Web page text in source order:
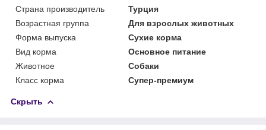
Страна производитель
Турция
Возрастная группа
Для взрослых животных
Форма выпуска
Сухие корма
Вид корма
Основное питание
Животное
Собаки
Класс корма
Супер-премиум
Скрыть